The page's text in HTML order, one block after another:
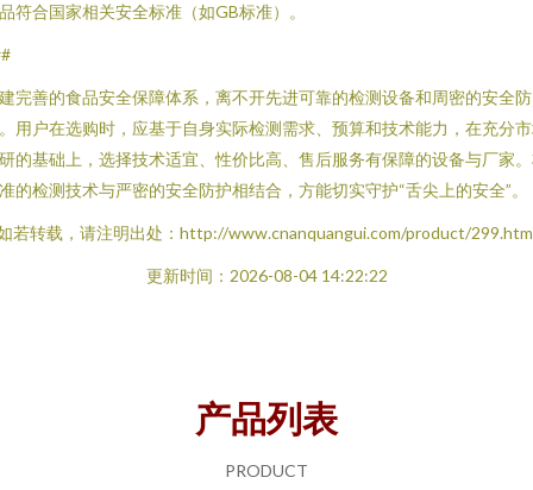
符合国家相关安全标准（如GB标准）。
完善的食品安全保障体系，离不开先进可靠的检测设备和周密的安全防
用户在选购时，应基于自身实际检测需求、预算和技术能力，在充分
的基础上，选择技术适宜、性价比高、售后服务有保障的设备与厂家
的检测技术与严密的安全防护相结合，方能切实守护“舌尖上的安全”。
若转载，请注明出处：http://www.cnanquangui.com/product/
更新时间：2026-08-04 14:22:22
产品列表
PRODUCT